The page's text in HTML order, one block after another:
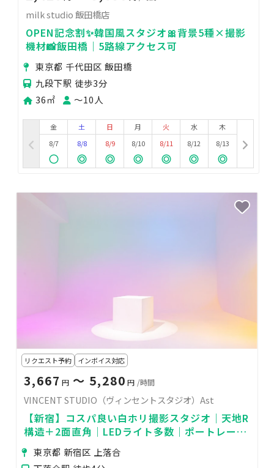
milk studio 飯田橋店
OPEN記念割✨韓国風スタジオ🎀背景5種×撮影
機材📸飯田橋｜5路線アクセス可
東京都 千代田区 飯田橋
九段下駅 徒歩3分
36㎡
〜10人
金
8/7
土
8/8
日
8/9
月
8/10
火
8/11
水
8/12
木
8/13
リクエスト予約 インボイス対応
3,667 円 〜 5,280 円 /時間
VINCENT STUDIO（ヴィンセントスタジオ）Ast
【新宿】コスパ良い白ホリ撮影スタジオ｜天地R
構造＋2面直角｜LEDライト多数｜ポートレー
ト・コスプレ・商用撮影📸
東京都 新宿区 上落合